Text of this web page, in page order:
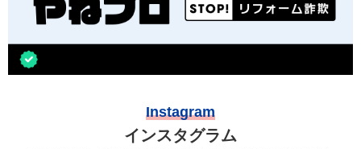
Instagram
インスタグラム